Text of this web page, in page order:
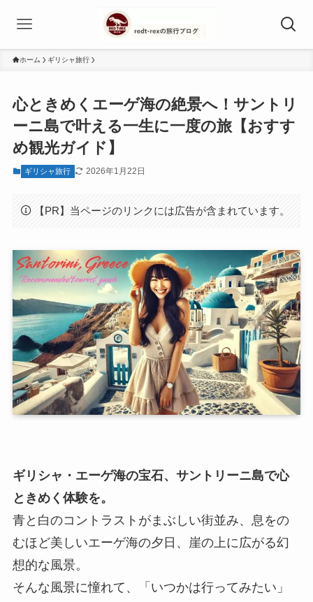
ホーム ギリシャ旅行
心ときめくエーゲ海の絶景へ！サントリ
ーニ島で叶える一生に一度の旅【おすす
め観光ガイド】
ギリシャ旅行 2026年1月22日
【PR】当ページのリンクには広告が含まれています。
ギリシャ・エーゲ海の宝石、サントリーニ島で心
ときめく体験を。
青と白のコントラストがまぶしい街並み、息をの
むほど美しいエーゲ海の夕日、崖の上に広がる幻
想的な風景。
そんな風景に憧れて、「いつかは行ってみたい」